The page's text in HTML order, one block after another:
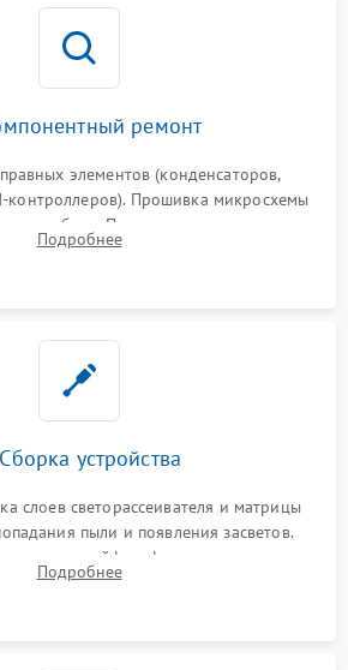
ремонт
элементов (конденсаторов,
Прошивка микросхемы
сбоях. При поломке подсветки —
и замена выгоревших светодиодов.
Подробнее
устройства
слоев светорассеивателя и матрицы
пыли и появления засветов.
шлейфов, фиксация плат и
пластикового корпуса монитора.
Подробнее